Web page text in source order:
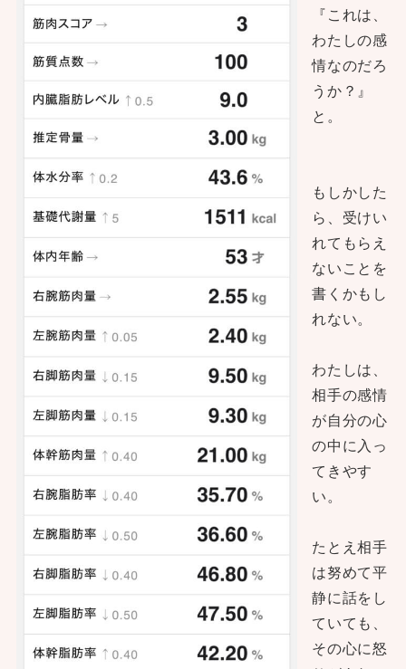
『これは、
わたしの感
情なのだろ
うか？』
と。
もしかした
ら、受けい
れてもらえ
ないことを
書くかもし
れない。
わたしは、
相手の感情
が自分の心
の中に入っ
てきやす
い。
たとえ相手
は努めて平
静に話をし
ていても、
その心に怒